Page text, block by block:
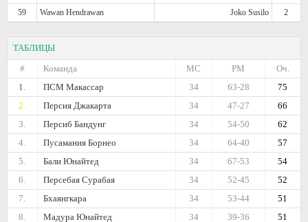
59
Wawan Hendrawan Joko Susilo 2
ТАБЛИЦЫ
#
Команда Оч.
РМ
МС
1.
ПСМ Макассар 75
63-28
34
2.
Персия Джакарта 66
47-27
34
3.
Персиб Бандунг 62
54-50
34
4.
Пусамания Борнео 57
64-40
34
5.
Бали Юнайтед 54
67-53
34
6.
Персебая Сурабая 52
52-45
34
7.
Бхаянгкара 51
53-44
34
8.
Мадура Юнайтед 51
39-36
34